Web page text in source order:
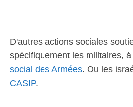
D'autres actions sociales
spécifiquement les militaires,
social des Armées. Ou les
CASIP.